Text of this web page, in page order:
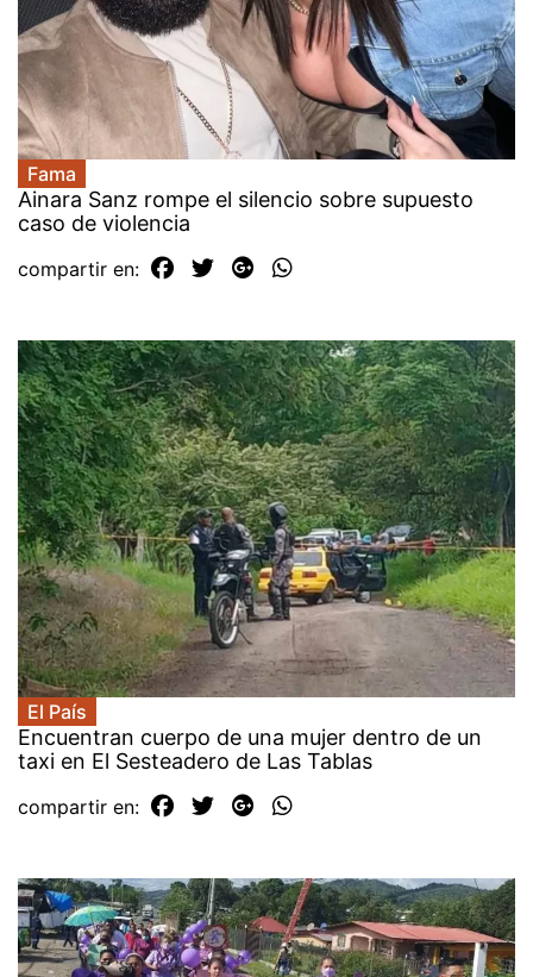
Fama
Ainara Sanz rompe el silencio sobre supuesto
caso de violencia
compartir en:
El País
Encuentran cuerpo de una mujer dentro de un
taxi en El Sesteadero de Las Tablas
compartir en: